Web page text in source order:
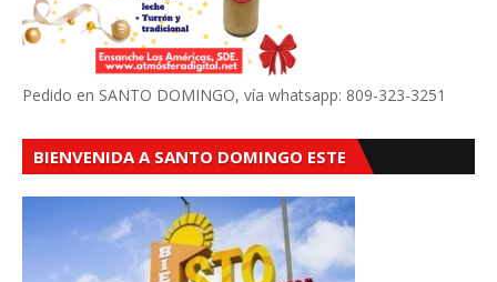
Pedido en SANTO DOMINGO, vía whatsapp: 809-323-3251
BIENVENIDA A SANTO DOMINGO ESTE